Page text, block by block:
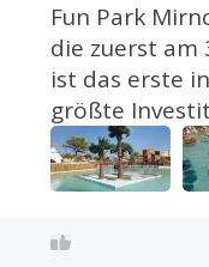
Fun Park
die zuerst am
ist das erste
größte